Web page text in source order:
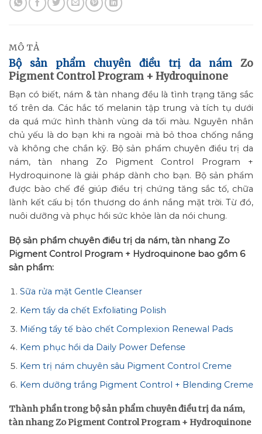
MÔ TẢ
Bộ sản phẩm chuyên điều trị da nám Zo
Pigment Control Program + Hydroquinone
Bạn có biết, nám & tàn nhang đều là tình trạng tăng sắc
tố trên da. Các hắc tố melanin tập trung và tích tụ dưới
da quá mức hình thành vùng da tối màu. Nguyên nhân
chủ yếu là do bạn khi ra ngoài mà bỏ thoa chống nắng
và không che chắn kỹ. Bộ sản phẩm chuyên điều trị da
nám, tàn nhang Zo Pigment Control Program +
Hydroquinone là giải pháp dành cho bạn. Bộ sản phẩm
được bào chế để giúp điều trị chứng tăng sắc tố, chữa
lành kết cấu bị tổn thương do ánh nắng mặt trời. Từ đó,
nuôi dưỡng và phục hồi sức khỏe làn da nói chung.
Bộ sản phẩm chuyên điều trị da nám, tàn nhang Zo
Pigment Control Program + Hydroquinone bao gồm 6
sản phẩm:
Sữa rửa mặt Gentle Cleanser
Kem tẩy da chết Exfoliating Polish
Miếng tẩy tế bào chết Complexion Renewal Pads
Kem phục hồi da Daily Power Defense
Kem trị nám chuyên sâu Pigment Control Creme
Kem dưỡng trắng Pigment Control + Blending Creme
Thành phần trong bộ sản phẩm chuyên điều trị da nám,
tàn nhang Zo Pigment Control Program + Hydroquinone